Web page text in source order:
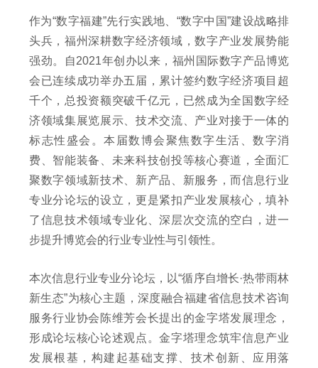
作为“数字福建”先行实践地、“数字中国”建设战略排
头兵，福州深耕数字经济领域，数字产业发展势能
强劲。自2021年创办以来，福州国际数字产品博览
会已连续成功举办五届，累计签约数字经济项目超
千个，总投资额突破千亿元，已然成为全国数字经
济领域集展览展示、技术交流、产业对接于一体的
标志性盛会。本届数博会聚焦数字生活、数字消
费、智能装备、未来科技创投等核心赛道，全面汇
聚数字领域新技术、新产品、新服务，而信息行业
专业分论坛的设立，更是紧扣产业发展核心，填补
了信息技术领域专业化、深层次交流的空白，进一
步提升博览会的行业专业性与引领性。
本次信息行业专业分论坛，以“循序自增长·热带雨林
新生态”为核心主题，深度融合福建省信息技术咨询
服务行业协会陈维芳会长提出的金字塔发展理念，
形成论坛核心论述观点。金字塔理念筑牢信息产业
发展根基，构建起基础支撑、技术创新、应用落